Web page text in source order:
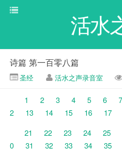
活水
诗篇 第一百零八篇
圣经 活水之声录音室
1 2 3 4 5 6 7
2
13 14 15 16 17
21
22 23 24 25
0
31 32 33 34 35